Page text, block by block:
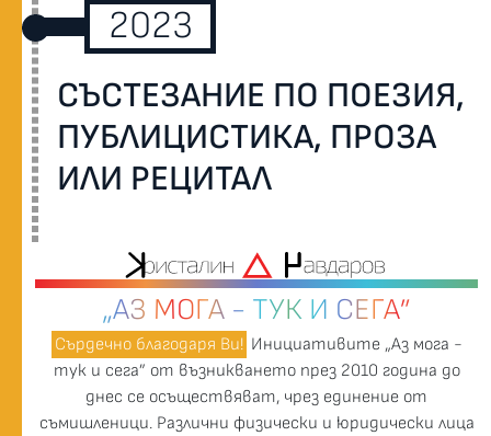
2023
СЪСТЕЗАНИЕ ПО ПОЕЗИЯ,
ПУБЛИЦИСТИКА, ПРОЗА
ИЛИ РЕЦИТАЛ
„АЗ МОГА - ТУК И СЕГА”
Сърдечно благодаря Ви! Инициативите „Аз мога -
тук и сега” от възникването през 2010 година до
днес се осъществяват, чрез единение от
съмишленици. Различни физически и юридически лица